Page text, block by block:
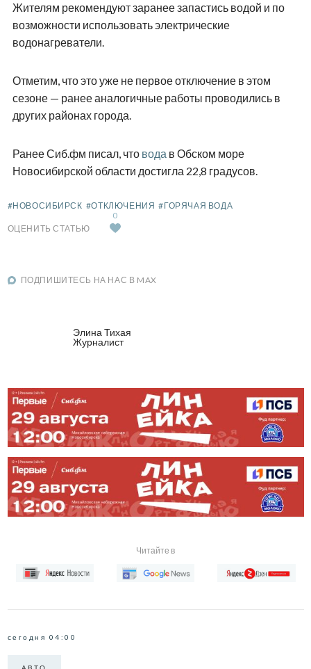
Жителям рекомендуют заранее запастись водой и по
возможности использовать электрические
водонагреватели.
Отметим, что это уже не первое отключение в этом
сезоне — ранее аналогичные работы проводились в
других районах города.
Ранее Сиб.фм писал, что вода в Обском море
Новосибирской области достигла 22,8 градусов.
#НОВОСИБИРСК #ОТКЛЮЧЕНИЯ #ГОРЯЧАЯ ВОДА
ОЦЕНИТЬ СТАТЬЮ
0
ПОДПИШИТЕСЬ НА НАС В MAX
Элина Тихая
Журналист
Читайте в
сегодня 04:00